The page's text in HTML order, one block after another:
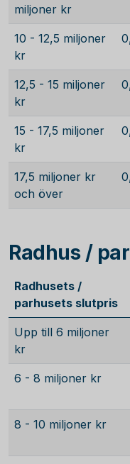
miljoner kr
10 - 12,5 miljoner
kr
12,5 - 15 miljoner
kr
15 - 17,5 miljoner
kr
17,5 miljoner kr
och över
Radhus /
Radhusets /
parhusets slutpris
Upp till 6 miljoner
kr
6 - 8 miljoner kr
8 - 10 miljoner kr